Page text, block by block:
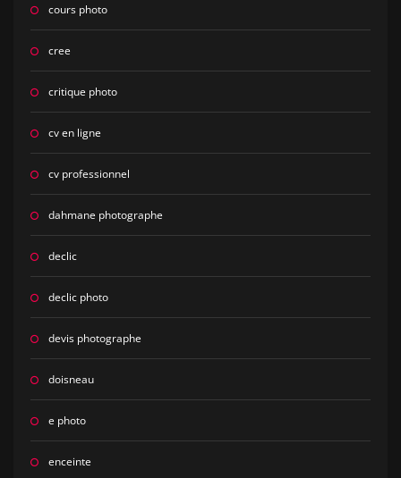
cours photo
cree
critique photo
cv en ligne
cv professionnel
dahmane photographe
declic
declic photo
devis photographe
doisneau
e photo
enceinte